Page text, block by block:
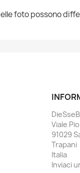
foto possono
Viale
91029
Trapani
Italia
Inviaci